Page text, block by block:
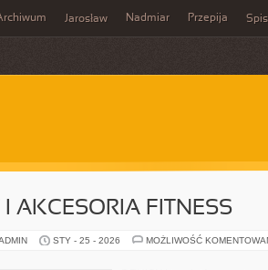
Jarosław Nadmiar Przepija
I AKCESORIA FITNESS
STY - 25 - 2026 MOŻLIWOŚĆ